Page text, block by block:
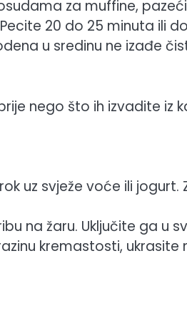
za muffine,
20 do 25 minuta ili
u sredinu ne izađe
nego što ih izvadite iz
uz svježe voće ili jogurt.
na žaru. Uključite ga u
kremastosti,